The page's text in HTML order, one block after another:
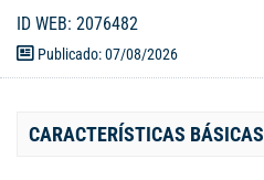
ID WEB: 2076482
Publicado: 07/08/2026
CARACTERÍSTICAS BÁSICAS